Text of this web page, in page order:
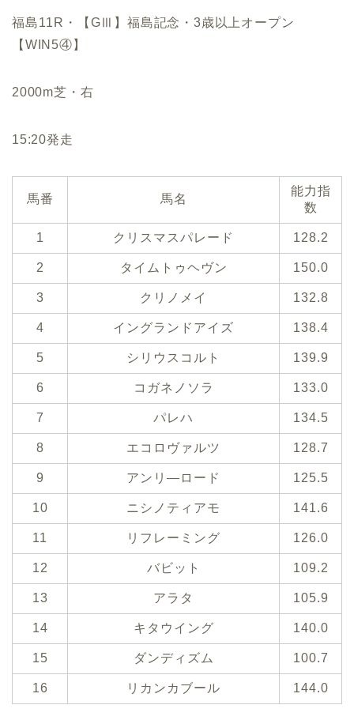
福島11R・【GⅢ】福島記念・3歳以上オープン
【WIN5④】
2000m芝・右
15:20発走
馬番 馬名
能力指
数
1 クリスマスパレード 128.2
2 タイムトゥヘヴン 150.0
3 クリノメイ 132.8
4 イングランドアイズ 138.4
5 シリウスコルト 139.9
6 コガネノソラ 133.0
7 パレハ 134.5
8 エコロヴァルツ 128.7
9 アンリ―ロード 125.5
10 ニシノティアモ 141.6
11 リフレーミング 126.0
12 バビット 109.2
13 アラタ 105.9
14 キタウイング 140.0
15 ダンディズム 100.7
16 リカンカブール 144.0